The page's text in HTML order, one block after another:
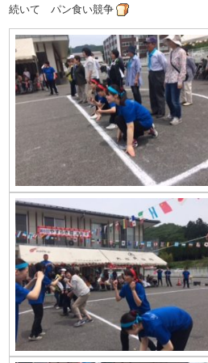
続いて パン食い競争